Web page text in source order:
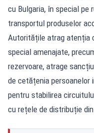
cu Bulgaria, în special
transportul produselor
Autoritățile atrag atenția
special amenajate,
rezervoare, atrage
de cetățenia
pentru stabilirea
cu rețele de distribuție